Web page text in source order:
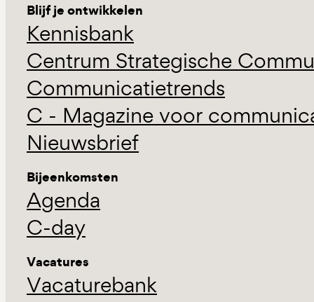
Blijf je ontwikkelen
Kennisbank
Centrum Strategische
Communicatietrends
C - Magazine voor
Nieuwsbrief
Bijeenkomsten
Agenda
C-day
Vacatures
Vacaturebank